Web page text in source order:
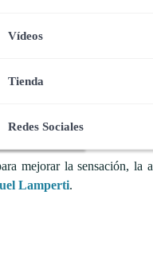
Vídeos
Tienda
Redes Sociales
mejorar la sensación, la
Lamperti.